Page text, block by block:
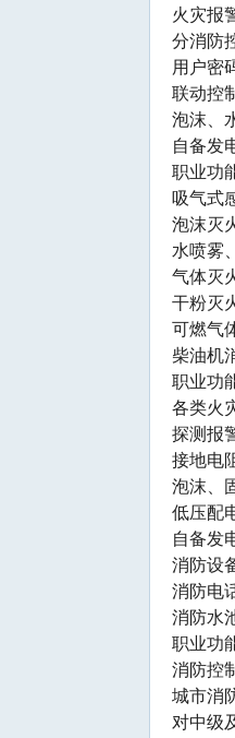
火灾报
分消防
用户密
联动控
泡沫、
自备发
职业功
吸气式
泡沫灭
水喷雾
气体灭
干粉灭
可燃气
柴油机
职业功
各类火
探测报
接地电
泡沫、
低压配
自备发
消防设
消防电
消防水
职业功
消防控
城市消
对中级